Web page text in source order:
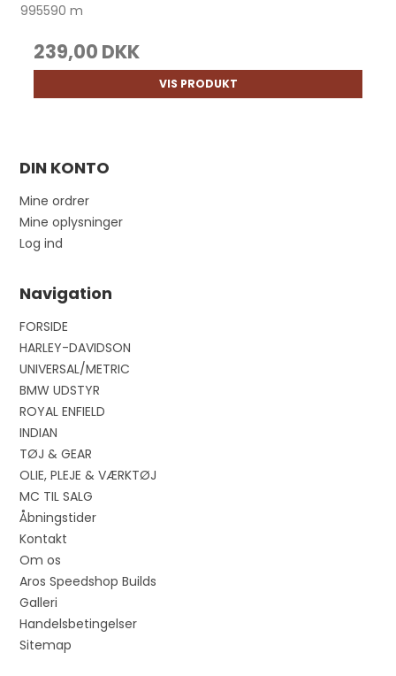
995590 m
239,00 DKK
VIS PRODUKT
DIN KONTO
Mine ordrer
Mine oplysninger
Log ind
Navigation
FORSIDE
HARLEY-DAVIDSON
UNIVERSAL/METRIC
BMW UDSTYR
ROYAL ENFIELD
INDIAN
TØJ & GEAR
OLIE, PLEJE & VÆRKTØJ
MC TIL SALG
Åbningstider
Kontakt
Om os
Aros Speedshop Builds
Galleri
Handelsbetingelser
Sitemap